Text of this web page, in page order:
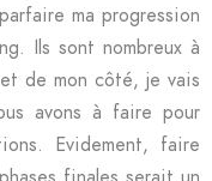
ma progression
Ils sont nombreux à
de mon côté, je vais
avons à faire pour
Evidement, faire